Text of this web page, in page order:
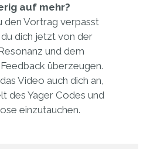
auf mehr?
den Vortrag verpasst
dich jetzt von der
und dem
überzeugen.
Video auch dich an,
des Yager Codes und
einzutauchen.